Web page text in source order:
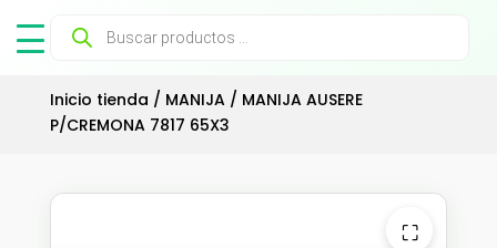
Búsqueda
productos
Inicio tienda / MANIJA/ MANIJA AUSERE
P/CREMONA 7817 65X3
⛶